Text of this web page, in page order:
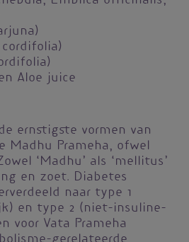
cordifolia)
Aloe juice
ernstigste vormen van
Madhu Prameha, ofwel
‘Madhu’ als ‘mellitus’
en zoet. Diabetes
naar type 1
en type 2 (niet-insuline-
voor Vata Prameha